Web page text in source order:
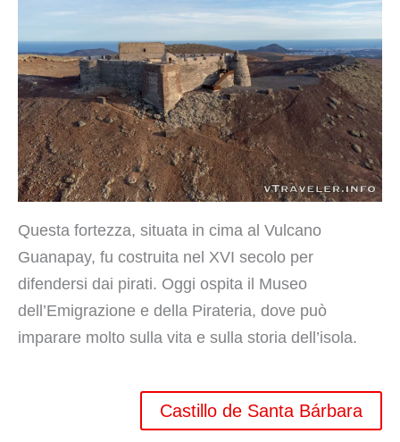
Questa fortezza, situata in cima al Vulcano
Guanapay, fu costruita nel XVI secolo per
difendersi dai pirati. Oggi ospita il Museo
dell’Emigrazione e della Pirateria, dove può
imparare molto sulla vita e sulla storia dell’isola.
Castillo de Santa Bárbara